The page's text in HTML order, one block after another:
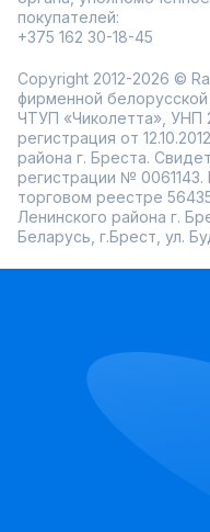
покупателей:
+375 162 30-18-45
Copyright 2012-2026 ©
фирменной
ЧТУП «Чиколетта», УНП
регистрация от
района г. Бреста.
регистрации №
торговом реестре
Ленинского района г.
Беларусь, г.Брест, ул.